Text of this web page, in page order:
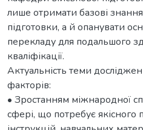
лише отримати базові
підготовки, а й опанувати
перекладу для подальшого
кваліфікації.
Актуальність теми
факторів:
• Зростанням міжнародної
сфері, що потребує якісного